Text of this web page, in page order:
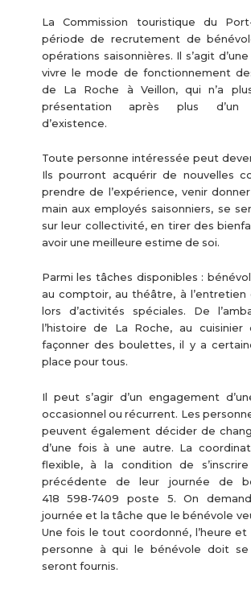
La Commission touristique du
période de recrutement de
opérations saisonnières. Il s’agit
vivre le mode de fonctionnement
de La Roche à Veillon, qui n’a
présentation après plus d’un
d’existence.
Toute personne intéressée peut
Ils pourront acquérir de nouvelles
prendre de l’expérience, venir
main aux employés saisonniers, se
sur leur collectivité, en tirer des
avoir une meilleure estime de soi.
Parmi les tâches disponibles :
au comptoir, au théâtre, à
lors d’activités spéciales. De
l’histoire de La Roche, au cuisinier
façonner des boulettes, il y a
place pour tous.
Il peut s’agir d’un engagement
occasionnel ou récurrent. Les
peuvent également décider de
d’une fois à une autre. La
flexible, à la condition de
précédente de leur journée de
418 598-7409 poste 5. On
journée et la tâche que le bénévole
Une fois le tout coordonné, l’heure et
personne à qui le bénévole doit
seront fournis.